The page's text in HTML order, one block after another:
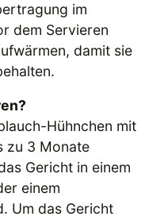
im
dem Servieren
damit sie
Hühnchen mit
zu 3 Monate
Gericht in einem
einem
Um das Gericht